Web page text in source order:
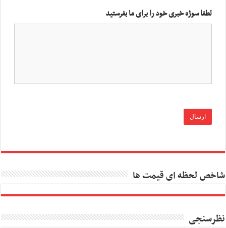
لطفا سوژه خبری خود را برای ما بفرستید
شاخص لحظه ای قیمت ها
نظرسنجی